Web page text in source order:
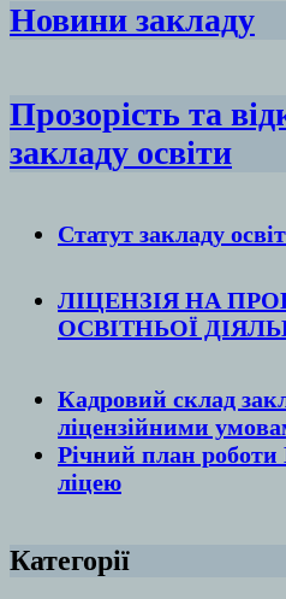
Новини закладу
Прозорість та
закладу освіти
Статут закладу
ЛІЦЕНЗІЯ НА
ОСВІТНЬОЇ
Кадровий склад
ліцензійними
Річний план
ліцею
Категорії